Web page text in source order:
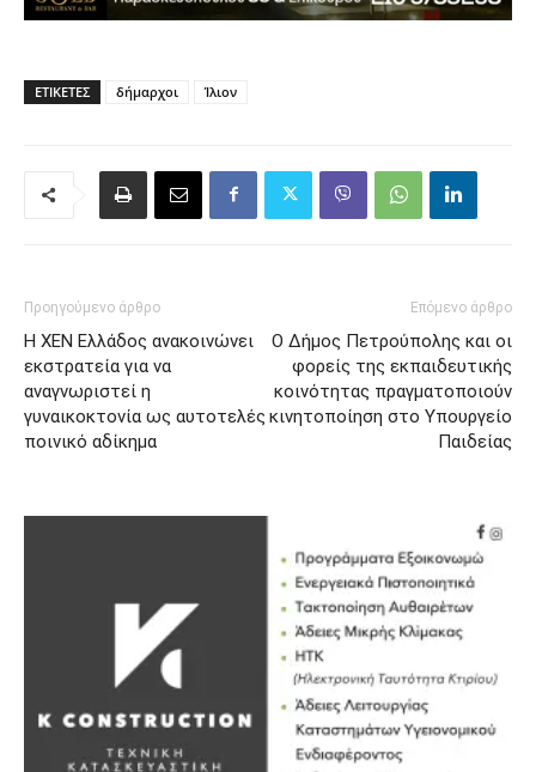
ΕΤΙΚΈΤΕΣ δήμαρχοι Ίλιον
Προηγούμενο άρθρο
Η ΧΕΝ Ελλάδος ανακοινώνει
εκστρατεία για να
αναγνωριστεί η
γυναικοκτονία ως αυτοτελές
ποινικό αδίκημα
Επόμενο άρθρο
Ο Δήμος Πετρούπολης και οι
φορείς της εκπαιδευτικής
κοινότητας πραγματοποιούν
κινητοποίηση στο Υπουργείο
Παιδείας